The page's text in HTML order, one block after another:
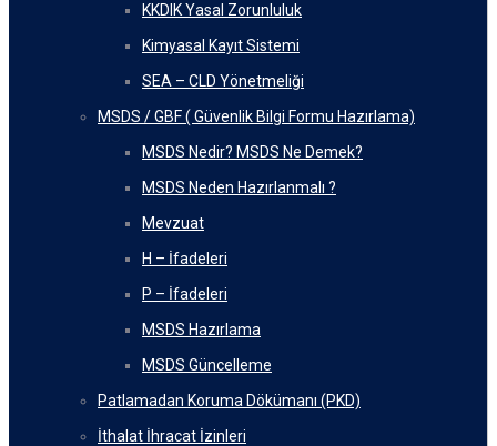
KKDIK Yasal Zorunluluk
Kimyasal Kayıt Sistemi
SEA – CLD Yönetmeliği
MSDS / GBF ( Güvenlik Bilgi Formu Hazırlama)
MSDS Nedir? MSDS Ne Demek?
MSDS Neden Hazırlanmalı ?
Mevzuat
H – İfadeleri
P – İfadeleri
MSDS Hazırlama
MSDS Güncelleme
Patlamadan Koruma Dökümanı (PKD)
İthalat İhracat İzinleri